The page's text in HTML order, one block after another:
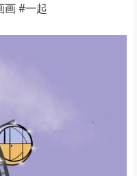
画 #一起